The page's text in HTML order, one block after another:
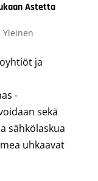
Astetta
Yleinen
ja
-
sekä
sähkölaskua
uhkaavat